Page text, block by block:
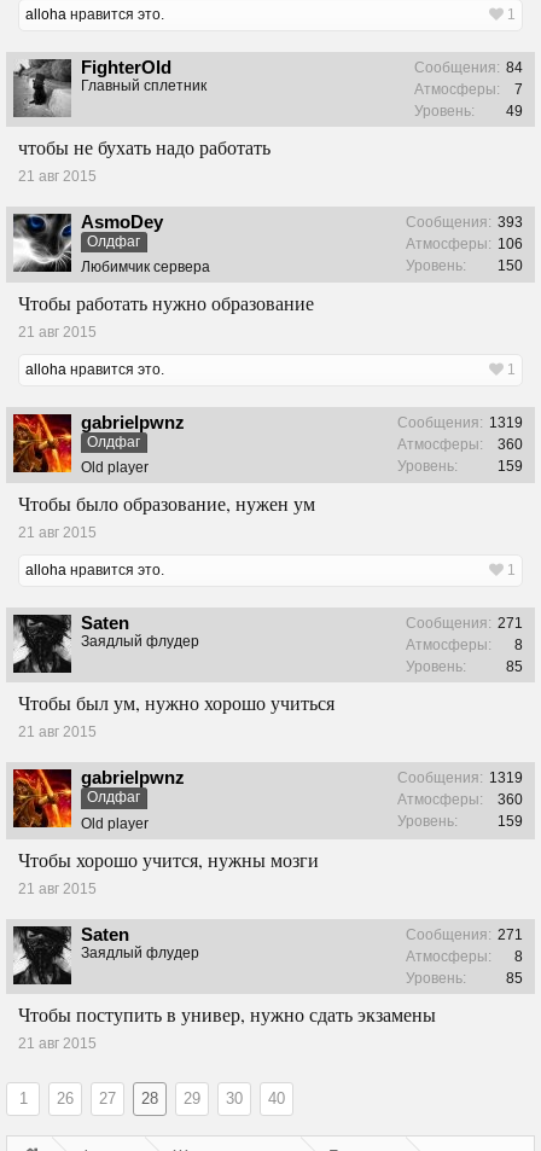
alloha нравится это. 1
FighterOld
Главный сплетник
Сообщения: 84
Атмосферы:
7
Уровень:
49
чтобы не бухать надо работать
21 авг 2015
AsmoDey
Олдфаг
Любимчик сервера
Сообщения: 393
Атмосферы: 106
Уровень:
150
Чтобы работать нужно образование
21 авг 2015
alloha нравится это. 1
gabrielpwnz
Олдфаг
Old player
Сообщения: 1319
Атмосферы:
360
Уровень:
159
Чтобы было образование, нужен ум
21 авг 2015
alloha нравится это. 1
Saten
Заядлый флудер
Сообщения: 271
Атмосферы:
8
Уровень:
85
Чтобы был ум, нужно хорошо учиться
21 авг 2015
gabrielpwnz
Олдфаг
Old player
Сообщения: 1319
Атмосферы:
360
Уровень:
159
Чтобы хорошо учится, нужны мозги
21 авг 2015
Saten
Заядлый флудер
Сообщения: 271
Атмосферы:
8
Уровень:
85
Чтобы поступить в универ, нужно сдать экзамены
21 авг 2015
1 26 27 28 29 30 40